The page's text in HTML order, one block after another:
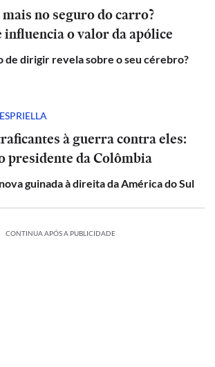
no seguro do carro?
influencia o valor da apólice
de dirigir revela sobre o seu cérebro?
à guerra contra eles:
presidente da Colômbia
guinada à direita da América do Sul
CONTINUA APÓS A PUBLICIDADE